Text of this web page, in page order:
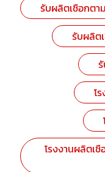
รับผลิตเชือกตา
รับผลิต
โ
โรงงานผลิตเ